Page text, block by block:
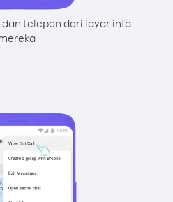
telepon dari layar info